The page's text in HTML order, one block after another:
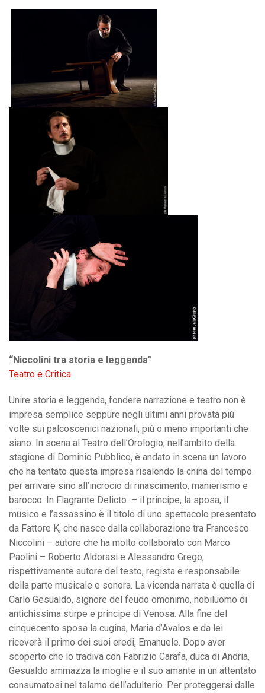
“Niccolini tra storia e leggenda"
Teatro e Critica
Unire storia e leggenda, fondere narrazione e teatro non è
impresa semplice seppure negli ultimi anni provata più
volte sui palcoscenici nazionali, più o meno importanti che
siano. In scena al Teatro dell’Orologio, nell’ambito della
stagione di Dominio Pubblico, è andato in scena un lavoro
che ha tentato questa impresa risalendo la china del tempo
per arrivare sino all’incrocio di rinascimento, manierismo e
barocco. In Flagrante Delicto – il principe, la sposa, il
musico e l’assassino è il titolo di uno spettacolo presentato
da Fattore K, che nasce dalla collaborazione tra Francesco
Niccolini – autore che ha molto collaborato con Marco
Paolini – Roberto Aldorasi e Alessandro Grego,
rispettivamente autore del testo, regista e responsabile
della parte musicale e sonora. La vicenda narrata è quella di
Carlo Gesualdo, signore del feudo omonimo, nobiluomo di
antichissima stirpe e principe di Venosa. Alla fine del
cinquecento sposa la cugina, Maria d’Avalos e da lei
riceverà il primo dei suoi eredi, Emanuele. Dopo aver
scoperto che lo tradiva con Fabrizio Carafa, duca di Andria,
Gesualdo ammazza la moglie e il suo amante in un attentato
consumatosi nel talamo dell’adulterio. Per proteggersi dalle